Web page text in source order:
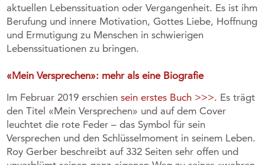
aktuellen Lebenssituation oder Vergangenheit. Es ist ihm
Berufung und innere Motivation, Gottes Liebe, Hoffnung
und Ermutigung zu Menschen in schwierigen
Lebenssituationen zu bringen.
«Mein Versprechen»: mehr als eine Biografie
Im Februar 2019 erschiensein erstes Buch >>>. Es trägt
den Titel «Mein Versprechen» und auf dem Cover
leuchtet die rote Feder – das Symbol für sein
Versprechen und den Schlüsselmoment in seinem Leben.
Roy Gerber beschreibt auf 332 Seiten sehr offen und